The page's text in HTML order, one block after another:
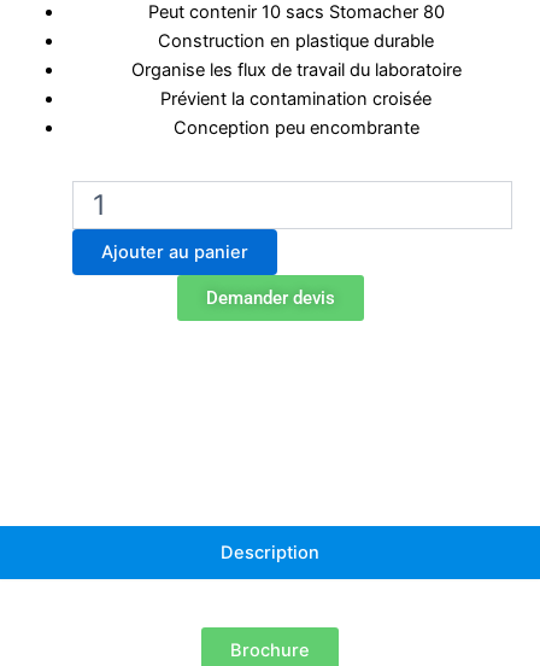
Peut contenir 10 sacs Stomacher 80
Construction en plastique durable
Organise les flux de travail du laboratoire
Prévient la contamination croisée
Conception peu encombrante
quantité
BA6090
Support
Ajouter au panier
Demander devis
Description
Brochure